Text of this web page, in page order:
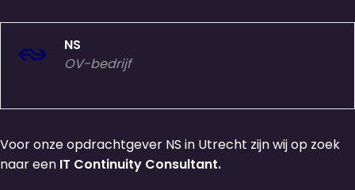
NS
OV-bedrijf
Voor onze opdrachtgever NS in Utrecht zijn wij op zoek
naar een IT Continuity Consultant.